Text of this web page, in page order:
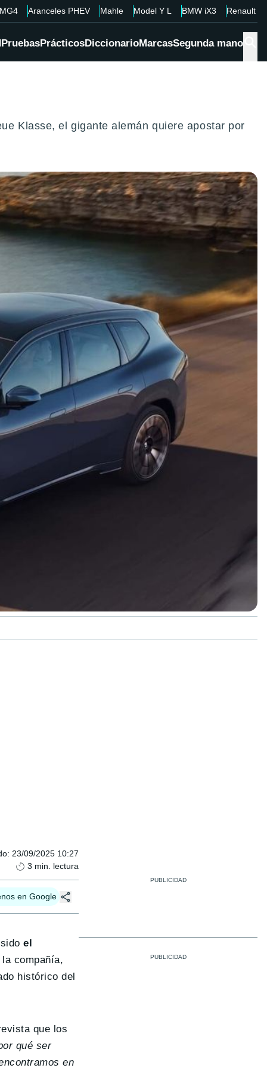
MG4 Aranceles PHEV Mahle Model Y L BMW iX3 Renault
PruebasPrácticosDiccionarioMarcasSegunda mano
Klasse, el gigante alemán quiere apostar por
: 23/09/2025 10:27
3 min. lectura
en Google
el
compañía,
histórico del
que los
qué ser
en